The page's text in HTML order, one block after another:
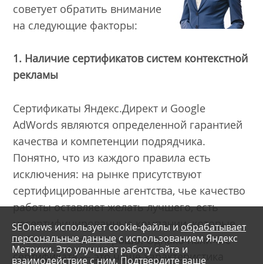
советует обратить внимание
на следующие факторы:
1. Наличие сертификатов систем контекстной
рекламы
Сертификаты Яндекс.Директ и Google
AdWords являются определенной гарантией
качества и компетенции подрядчика.
Понятно, что из каждого правила есть
исключения: на рынке присутствуют
сертифицированные агентства, чье качество
работы оставляет желать лучшего, есть
несертифицированные компании, которые
работают очень хорошо. Однако наличие
сертификата — это чаще характеристика
SEOnews использует cookie-файлы и обрабатывает
персональные данные с использованием Яндекс
Метрики. Это улучшает работу сайта и
взаимодействие с ним. Подтвердите ваше